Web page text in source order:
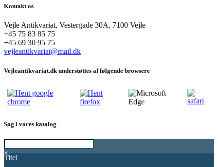
Kontakt os
Vejle Antikvariat, Vestergade 30A, 7100 Vejle
+45 75 83 85 75
+45 69 30 95 75
vejleantikvariat@mail.dk
Vejleantikvariat.dk understøttes af følgende browsere
Søg i vores katalog
×
Titel